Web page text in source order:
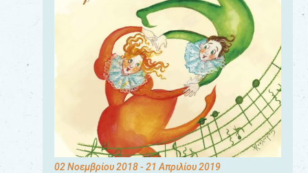
02 Νοεμβρίου 2018- 21 Απριλίου 2019